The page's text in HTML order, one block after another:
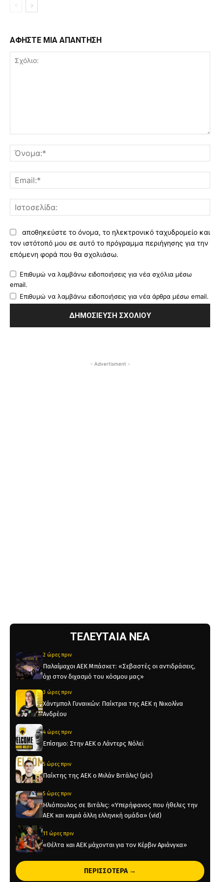
ΑΦΗΣΤΕ ΜΙΑ ΑΠΑΝΤΗΣΗ
αποθηκεύστε το όνομα, το ηλεκτρονικό ταχυδρομείο και
τον ιστότοπό μου σε αυτό το πρόγραμμα περιήγησης για την
επόμενη φορά που θα σχολιάσω.
Επιθυμώ να λαμβάνω ειδοποιήσεις για νέα σχόλια μέσω
email.
Επιθυμώ να λαμβάνω ειδοποιήσεις για νέα άρθρα μέσω email.
- Advertisment -
ΤΕΛΕΥΤΑΙΑ ΝΕΑ
2 ώρες πριν
Παλαίμαχοι ΑΕΚ Μπάσκετ: «Σεβαστές οι αντιδράσεις,
όχι στον διχασμό του κόσμου μας»
3 ώρες πριν
Χάντμπολ Γυναικών: Παίκτρια της ΑΕΚ η Νικολίνα
Ανδρέου
4 ώρες πριν
Επίσημο: Στην ΑΕΚ ο Λάντερς Νόλεϊ
5 ώρες πριν
Παίκτης της ΑΕΚ ο Μιλάν Βιτάλις! (pic)
5 ώρες πριν
Ηλιόπουλος σε Βιτάλις: «Υπερήφανος που ήθελες την
ΑΕΚ και καμιά άλλη ελληνική ομάδα» (vid)
11 ώρες πριν
«Θέλτα και ΑΕΚ μάχονται για τον Κέρβιν Αριάνγκα»
Όλη η Κρήτη «Κιτρινόμαυρη» : Ολοταχώς για sold out
ΠΕΡΙΣΣΟΤΕΡΑ →